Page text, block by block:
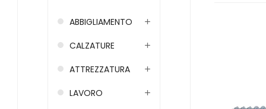
ABBIGLIAMENTO
CALZATURE
ATTREZZATURA
LAVORO